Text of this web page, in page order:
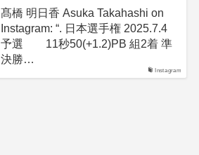
Instagram
髙橋 明日香 Asuka Takahashi on
Instagram: “. 日本選手権 2025.7.4
予選 11秒50(+1.2)PB 組2着 準
決勝…